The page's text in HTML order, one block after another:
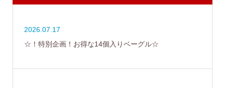
2026.07.17
☆！特別企画！お得な14個入りベーグル☆